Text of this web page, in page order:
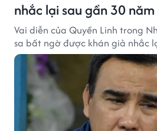
nhắc lại sau gần 30 năm
Vai diễn của Quyền Linh trong
sa bất ngờ được khán giả nhắc